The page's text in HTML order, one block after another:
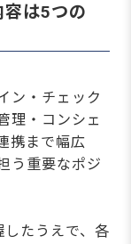
容と自分の
さえる
よくある質
容の全体像
は5つの
ン・チェック
理・コンシェ
携まで幅広
う重要なポジ
たうえで、各